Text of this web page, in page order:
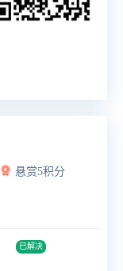
悬赏5积分
已解决